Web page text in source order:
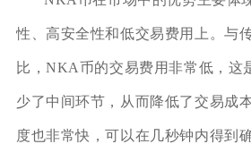
性、高安全性和低交易费用上。与
比，NKA币的交易费用非常低，这
少了中间环节，从而降低了交易成
度也非常快，可以在几秒钟内得到